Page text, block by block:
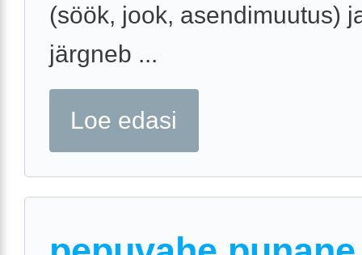
(söök, jook, asendimuutus)
järgneb ...
Loe edasi